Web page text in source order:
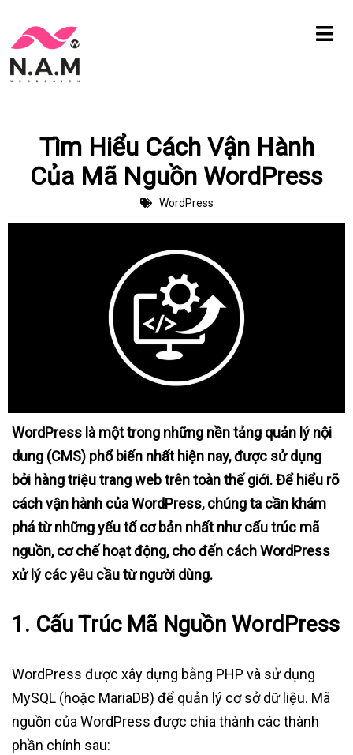
Chuyển
tới
Tìm Hiểu Cách Vận Hành
Của Mã Nguồn WordPress
WordPress
WordPress là một trong những nền tảng quản lý nội
dung (CMS) phổ biến nhất hiện nay, được sử dụng
bởi hàng triệu trang web trên toàn thế giới. Để hiểu rõ
cách vận hành của WordPress, chúng ta cần khám
phá từ những yếu tố cơ bản nhất như cấu trúc mã
nguồn, cơ chế hoạt động, cho đến cách WordPress
xử lý các yêu cầu từ người dùng.
1. Cấu Trúc Mã Nguồn WordPress
WordPress được xây dựng bằng PHP và sử dụng
MySQL (hoặc MariaDB) để quản lý cơ sở dữ liệu. Mã
nguồn của WordPress được chia thành các thành
phần chính sau: